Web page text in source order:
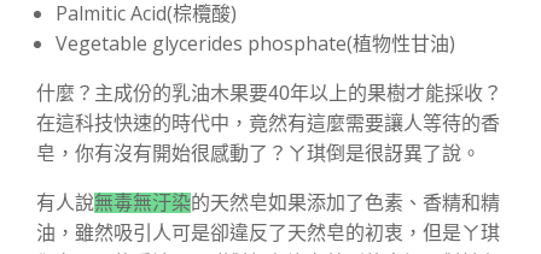
Palmitic Acid(棕欖酸)
Vegetable glycerides phosphate(植物性甘油)
什麼？主成份的乳油木果要40年以上的果樹才能採收？
在這科技快速的時代中，竟然有這麼需要讓人等待的香
皂，你有沒有開始很感動了？ㄚ琪倒是很訝異了說。
有人說無毒無汙染的天然皂如果添加了色素、香精和精
油，雖然吸引人可是卻違反了天然皂的初衷，但是ㄚ琪